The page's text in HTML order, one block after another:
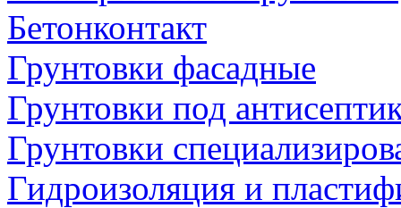
Бетонконтакт
Грунтовки фасадные
Грунтовки под
Грунтовки
Гидроизоляция и